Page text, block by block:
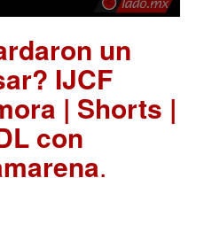
un
IJCF
| Shorts |
con
.